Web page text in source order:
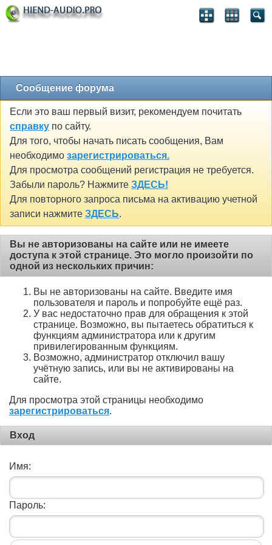
Сообщение форума
Если это ваш первый визит, рекомендуем почитать
справку по сайту.
Для того, чтобы начать писать сообщения, Вам
необходимо зарегистрироваться.
Для просмотра сообщений регистрация не требуется.
Забыли пароль? Нажмите ЗДЕСЬ!
Для повторного запроса письма на активацию учетной
записи нажмите ЗДЕСЬ.
Вы не авторизованы на сайте или не имеете
доступа к этой странице. Это могло произойти по
одной из нескольких причин:
Вы не авторизованы на сайте. Введите имя
пользователя и пароль и попробуйте ещё раз.
У вас недостаточно прав для обращения к этой
странице. Возможно, вы пытаетесь обратиться к
функциям администратора или к другим
привилегированным функциям.
Возможно, администратор отключил вашу
учётную запись, или вы не активированы на
сайте.
Для просмотра этой страницы необходимо
зарегистрироваться.
Вход
Имя:
Пароль: